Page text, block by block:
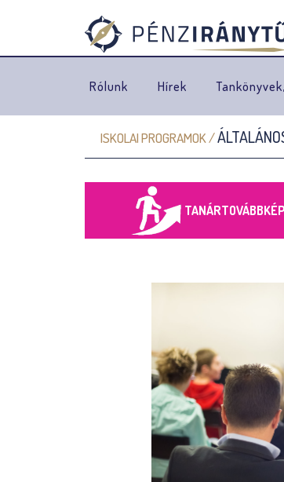
Rólunk Hírek
J
e
e
ISKOLAI PROGRAMOK/